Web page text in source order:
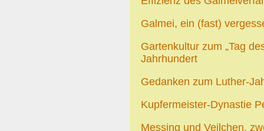
Galmei, ein (fast)
Gartenkultur zum „Tag
Jahrhundert
Gedanken zum Luther-
Kupfermeister-Dynastie
Messing und Veilchen,